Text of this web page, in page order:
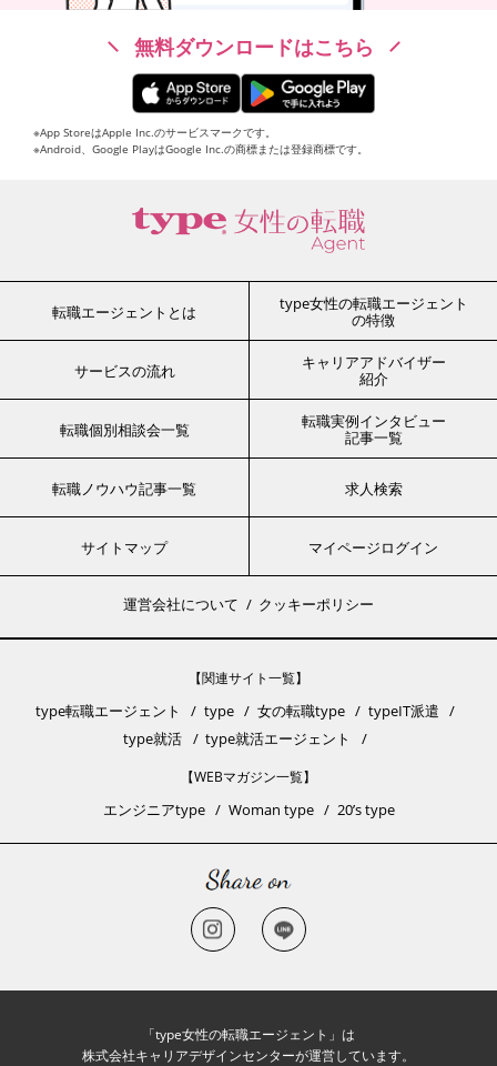
無料ダウンロードはこちら
※App StoreはApple Inc.のサービスマークです。
※Android、Google PlayはGoogle Inc.の商標または登録商標です。
転職エージェントとは
type女性の転職エージェント
の特徴
サービスの流れ
キャリアアドバイザー
紹介
転職個別相談会一覧
転職実例インタビュー
記事一覧
転職ノウハウ記事一覧 求人検索
サイトマップ マイページログイン
運営会社について クッキーポリシー
【関連サイト一覧】
type転職エージェント type 女の転職type
typeIT派遣
type就活
type就活エージェント
【WEBマガジン一覧】
エンジニアtype Woman type 20’s type
「type女性の転職エージェント」は
株式会社キャリアデザインセンターが運営しています。